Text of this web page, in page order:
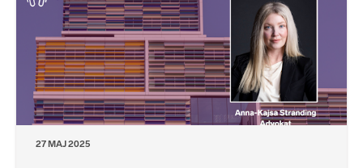
27 MAJ 2025